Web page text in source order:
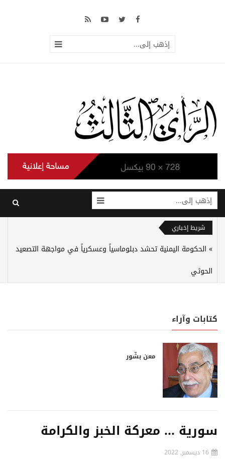
إذهب إلى...
إذهب إلى...
شريط إخباري
الحكومة اليمنية تحشد دبلوماسياً وعسكرياً في مواجهة التصعيد
الحوثي
كتابات وآراء
معن بشّور
سورية ... معركة الخبز والكرامة
16 ديسمبر, 2022